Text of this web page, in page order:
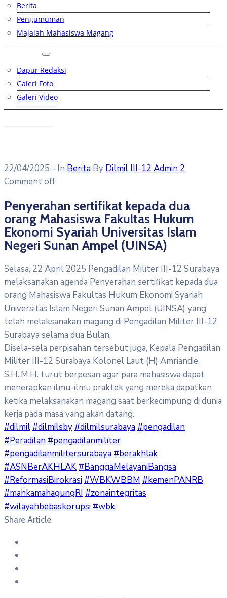
Berita
Pengumuman
Majalah Mahasiswa Magang
Dapur Redaksi
Galeri Foto
Galeri Video
22/04/2025 - In Berita By Dilmil III-12 Admin 2
Comment off
Penyerahan sertifikat kepada dua
orang Mahasiswa Fakultas Hukum
Ekonomi Syariah Universitas Islam
Negeri Sunan Ampel (UINSA)
Selasa, 22 April 2025 Pengadilan Militer III-12 Surabaya
melaksanakan agenda Penyerahan sertifikat kepada dua
orang Mahasiswa Fakultas Hukum Ekonomi Syariah
Universitas Islam Negeri Sunan Ampel (UINSA) yang
telah melaksanakan magang di Pengadilan Militer III-12
Surabaya selama dua Bulan.
Disela-sela perpisahan tersebut juga, Kepala Pengadilan
Militer III-12 Surabaya Kolonel Laut (H) Amriandie,
S.H.,M.H. turut berpesan agar para mahasiswa dapat
menerapkan ilmu-ilmu praktek yang mereka dapatkan
ketika melaksanakan magang saat berkecimpung di dunia
kerja pada masa yang akan datang.
#dilmil #dilmilsby #dilmilsurabaya #pengadilan
#Peradilan #pengadilanmiliter
#pengadilanmilitersurabaya #berakhlak
#ASNBerAKHLAK #BanggaMelayaniBangsa
#ReformasiBirokrasi #WBKWBBM #kemenPANRB
#mahkamahagungRI #zonaintegritas
#wilayahbebaskorupsi #wbk
Share Article